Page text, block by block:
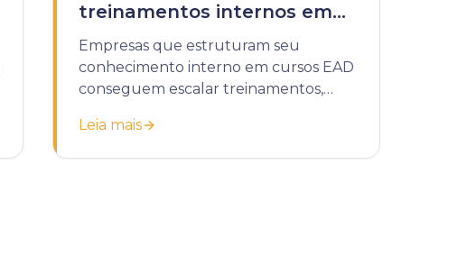
treinamentos internos em
cursos EAD
Empresas que estruturam seu
conhecimento interno em cursos EAD
conseguem escalar treinamentos,
operacionais com educação
corporativa.
Leia mais